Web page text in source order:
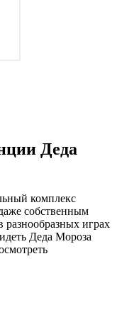
Деда
комплекс
собственным
разнообразных играх
Деда Мороза